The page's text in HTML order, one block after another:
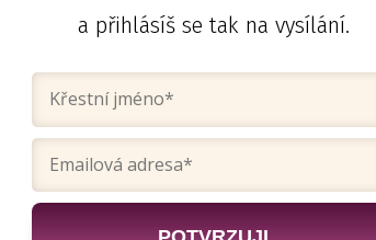
Prospívá?
přichází
a přihlásíš se tak na vysílání.